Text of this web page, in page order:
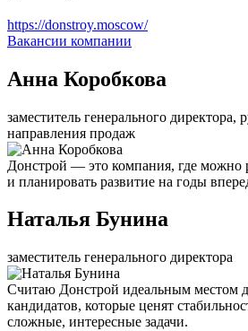
https://donstroy.moscow/
Вакансии компании
Анна Коробкова
заместитель генерального директора,
направления продаж
Донстрой — это компания, где можно
и планировать развитие на годы
Наталья Бунина
заместитель генерального директора
Считаю Донстрой идеальным местом
кандидатов, которые ценят
сложные, интересные задачи.